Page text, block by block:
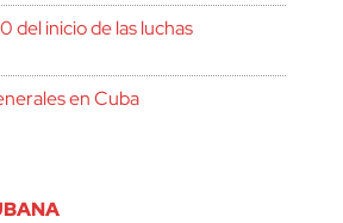
del inicio de las luchas
en Cuba